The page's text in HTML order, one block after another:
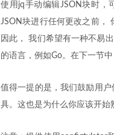
使用jq手动编辑JSON块时，
JSON块进行任何更改之前，
因此， 我们希望有一种不易
的语言，例如Go。在下一节
值得一提的是，我们鼓励用
具。这也是为什么你应该开始